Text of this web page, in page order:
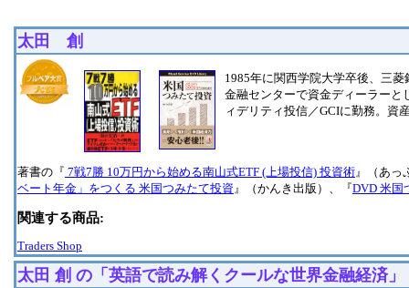
太田 創
1985年に関西学院大学卒後、三
金融センターで資金ディーラーと
ィデリティ投信／GCIに勤務。資
著書の『 7戦7勝 10万円から始める南山式ETF (上場投信) 投資術』（あっ
ベート年金」をつくる 米国つみたて投資』（かんき出版）、『DVD 米国
関連する商品:
Traders Shop
太田 創 の「英語で読み解くクールな世界金融経済」